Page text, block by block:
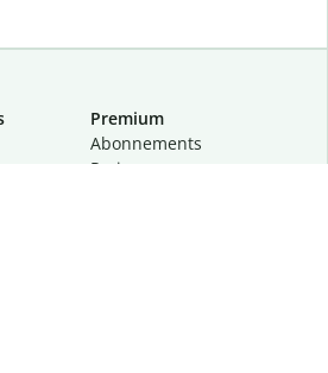
Premium
Abon­ne­ments
Preise